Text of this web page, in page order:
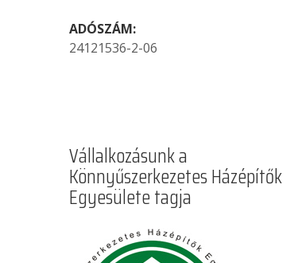
ADÓSZÁM:
24121536-2-06
Vállalkozásunk a
Könnyűszerkezetes Házépítők
Egyesülete tagja